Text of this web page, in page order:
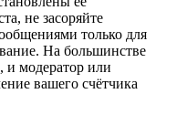
не засоряйте
только для
На большинстве
и модератор или
вашего счётчика